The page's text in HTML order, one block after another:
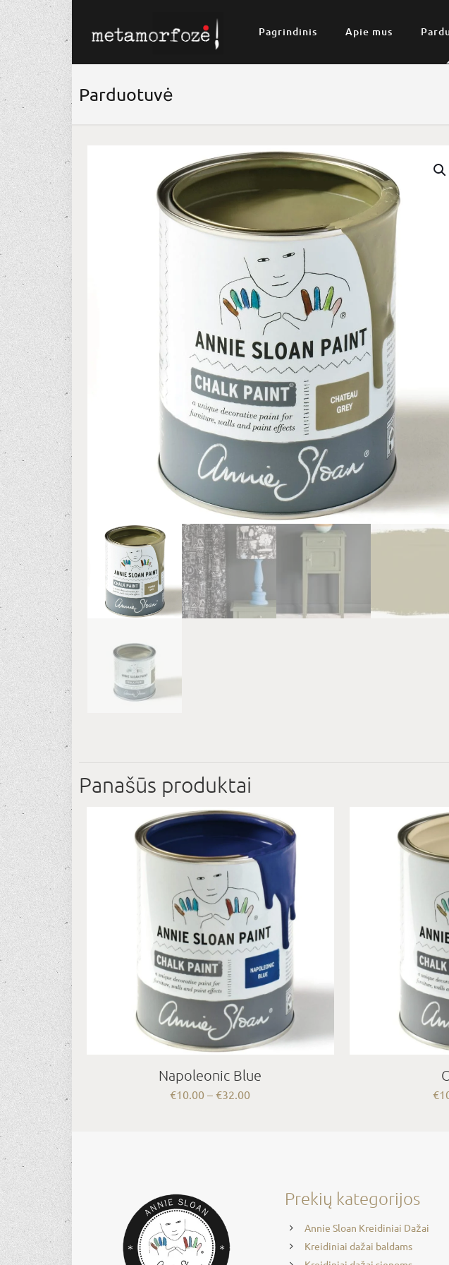
Pagrindinis Apie mus
Parduotuvė
Panašūs produktai
Napoleonic Blue
€10.00 – €32.00Price
€
Prekių kategorijos
Annie Sloan Kreidiniai Dažai
Kreidiniai dažai baldams